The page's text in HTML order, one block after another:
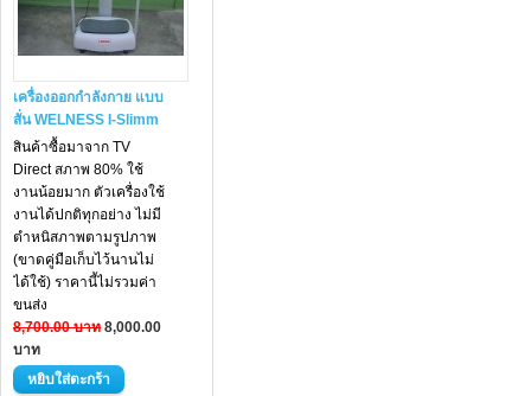
เครื่องออกกำลังกาย แบบ
สั่น WELNESS I-Slimm
สินค้าซื้อมาจาก TV
Direct สภาพ 80% ใช้
งานน้อยมาก ตัวเครื่องใช้
งานได้ปกติทุกอย่าง ไม่มี
ตำหนิสภาพตามรูปภาพ
(ขาดคู่มือเก็บไว้นานไม่
ได้ใช้) ราคานี้ไม่รวมค่า
ขนส่ง
8,700.00 บาท 8,000.00
บาท